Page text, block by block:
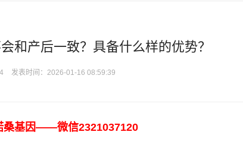
和产后一致？具备什么样的优势？
发表时间：2026-01-16 08:59:39
桑基因——微信2321037120